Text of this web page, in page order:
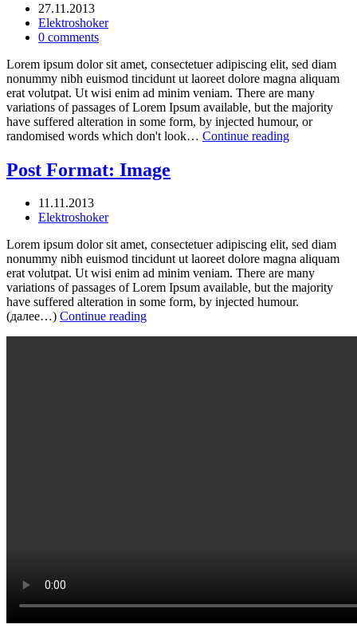
27.11.2013
Elektroshoker
0 comments
Lorem ipsum dolor sit amet, consectetuer adipiscing elit, sed diam
nonummy nibh euismod tincidunt ut laoreet dolore magna aliquam
erat volutpat. Ut wisi enim ad minim veniam. There are many
variations of passages of Lorem Ipsum available, but the majority
have suffered alteration in some form, by injected humour, or
randomised words which don't look… Continue reading
Post Format: Image
11.11.2013
Elektroshoker
Lorem ipsum dolor sit amet, consectetuer adipiscing elit, sed diam
nonummy nibh euismod tincidunt ut laoreet dolore magna aliquam
erat volutpat. Ut wisi enim ad minim veniam. There are many
variations of passages of Lorem Ipsum available, but the majority
have suffered alteration in some form, by injected humour.
(далее…) Continue reading